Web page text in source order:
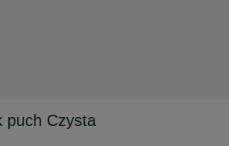
puch Czysta